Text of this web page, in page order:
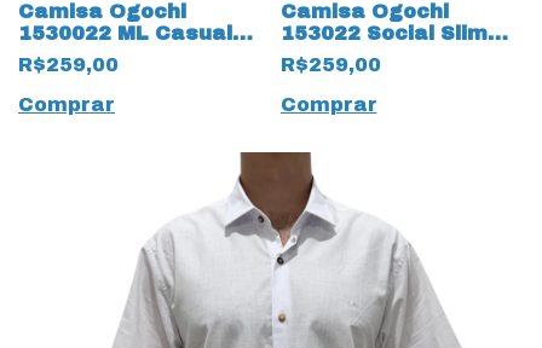
Camisa Ogochi
1530022 ML Casual
Slim Flame 19479 Off
White
R$259,00
Comprar
Camisa Ogochi
153022 Social Slim
Cult 19376
Maquinetado
R$259,00
Comprar